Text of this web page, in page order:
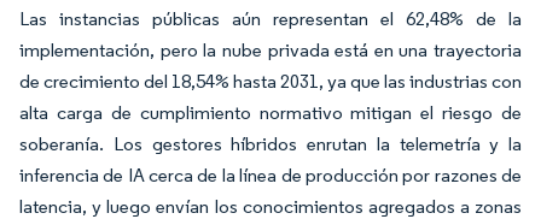
Las instancias públicas aún representan el 62,48% de la
implementación, pero la nube privada está en una trayectoria
de crecimiento del 18,54% hasta 2031, ya que las industrias con
alta carga de cumplimiento normativo mitigan el riesgo de
soberanía. Los gestores híbridos enrutan la telemetría y la
inferencia de IA cerca de la línea de producción por razones de
latencia, y luego envían los conocimientos agregados a zonas